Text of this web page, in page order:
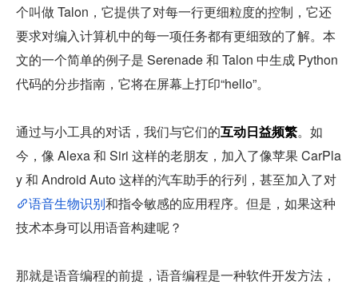
个叫做 Talon，它提供了对每一行更细粒度的控制，它还
要求对编入计算机中的每一项任务都有更细致的了解。本
文的一个简单的例子是 Serenade 和 Talon 中生成 Python
代码的分步指南，它将在屏幕上打印“hello”。
通过与小工具的对话，我们与它们的互动日益频繁。如
今，像 Alexa 和 Siri 这样的老朋友，加入了像苹果 CarPla
y 和 Android Auto 这样的汽车助手的行列，甚至加入了对
语音生物识别和指令敏感的应用程序。但是，如果这种
技术本身可以用语音构建呢？
那就是语音编程的前提，语音编程是一种软件开发方法，